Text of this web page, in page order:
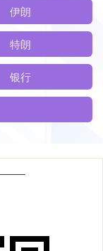
伊朗
特朗
银行